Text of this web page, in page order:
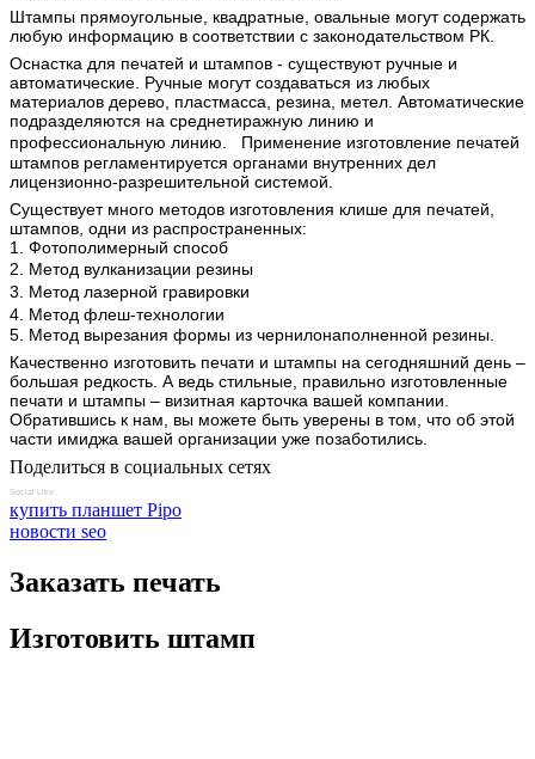
Штампы прямоугольные, квадратные, овальные могут содержать
любую информацию в соответствии с законодательством РК.
Оснастка для печатей и штампов - существуют ручные и
автоматические. Ручные могут создаваться из любых
материалов дерево, пластмасса, резина, метел. Автоматические
подразделяются на среднетиражную линию и
профессиональную линию. Применение изготовление печатей
штампов регламентируется органами внутренних дел
лицензионно-разрешительной системой.
Существует много методов изготовления клише для печатей,
штампов, одни из распространенных:
1. Фотополимерный способ
2. Метод вулканизации резины
3. Метод лазерной гравировки
4. Метод флеш-технологии
5. Метод вырезания формы из чернилонаполненной резины.
Качественно изготовить печати и штампы на сегодняшний день –
большая редкость. А ведь стильные, правильно изготовленные
печати и штампы – визитная карточка вашей компании.
Обратившись к нам, вы можете быть уверены в том, что об этой
части имиджа вашей организации уже позаботились.
Поделиться в социальных сетях
Social Like
купить планшет Pipo
новости seo
Заказать печать
Изготовить штамп